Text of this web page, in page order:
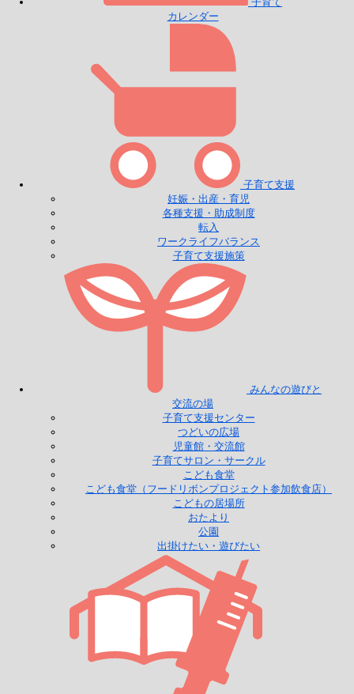
カレンダー
子育て支援
妊娠・出産・育児
各種支援・助成制度
転入
ワークライフバランス
子育て支援施策
みんなの遊びと
交流の場
子育て支援センター
つどいの広場
児童館・交流館
子育てサロン・サークル
こども食堂
こども食堂（フードリボンプロジェクト参加飲食店）
こどもの居場所
おたより
公園
出掛けたい・遊びたい